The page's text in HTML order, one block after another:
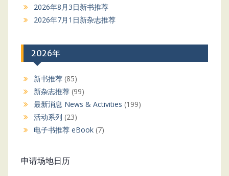
2026年8月3日新书推荐
2026年7月1日新杂志推荐
2026年
新书推荐(85)
新杂志推荐(99)
最新消息 News & Activities (199)
活动系列 (23)
电子书推荐 eBook(7)
申请场地日历